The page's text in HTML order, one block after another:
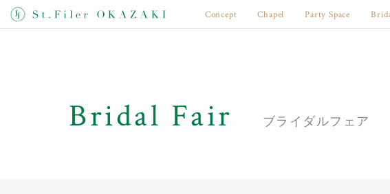
Concept Chapel Party Space
Bridal Fair ブライダルフェア